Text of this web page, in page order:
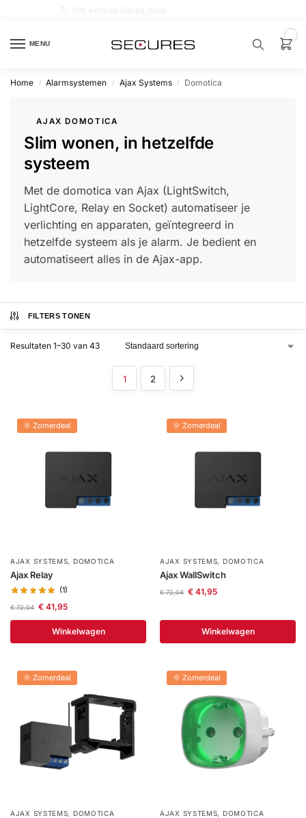
MENU
Alarm
samenstellen
Intercom
Inbraakbeveiliging
Outlet
Help &
service
Wagen
Home / Alarmsystemen / Ajax Systems / Domotica
AJAX DOMOTICA
Slim wonen, in hetzelfde
systeem
Met de domotica van Ajax (LightSwitch,
LightCore, Relay en Socket) automatiseer je
verlichting en apparaten, geïntegreerd in
hetzelfde systeem als je alarm. Je bedient en
automatiseert alles in de Ajax-app.
FILTERS TONEN
Resultaten 1–30 van 43
1 2
🌞 Zomerdeal
AJAX SYSTEMS, DOMOTICA
Ajax Relay
(1)
€72,04 €41,95
Winkelwagen
🌞 Zomerdeal
AJAX SYSTEMS, DOMOTICA
Ajax WallSwitch
€72,04 €41,95
Winkelwagen
🌞 Zomerdeal
AJAX SYSTEMS, DOMOTICA
🌞 Zomerdeal
AJAX SYSTEMS, DOMOTICA